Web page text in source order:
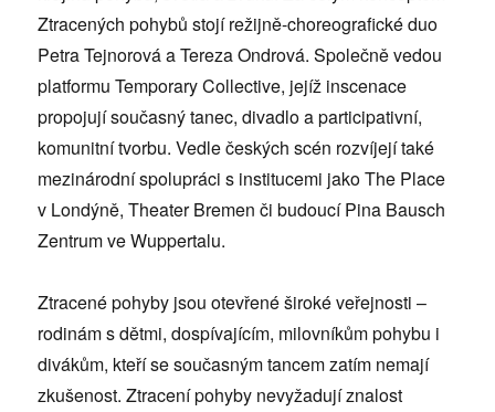
Ztracených pohybů stojí režijně-choreografické duo
Petra Tejnorová a Tereza Ondrová. Společně vedou
platformu Temporary Collective, jejíž inscenace
propojují současný tanec, divadlo a participativní,
komunitní tvorbu. Vedle českých scén rozvíjejí také
mezinárodní spolupráci s institucemi jako The Place
v Londýně, Theater Bremen či budoucí Pina Bausch
Zentrum ve Wuppertalu.
Ztracené pohyby jsou otevřené široké veřejnosti –
rodinám s dětmi, dospívajícím, milovníkům pohybu i
divákům, kteří se současným tancem zatím nemají
zkušenost. Ztracení pohyby nevyžadují znalost